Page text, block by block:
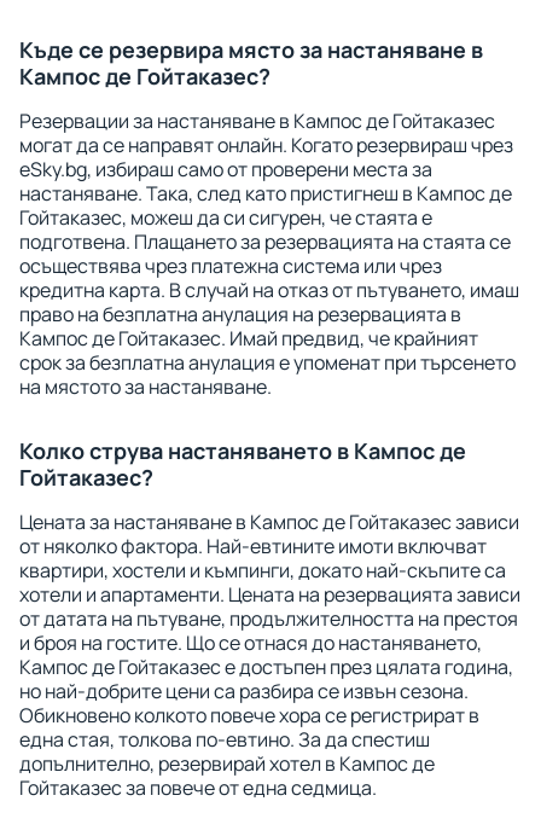
Къде се резервира място за настаняване в
Кампос де Гойтаказес?
Резервации за настаняване в Кампос де Гойтаказес
могат да се направят онлайн. Когато резервираш чрез
eSky.bg, избираш само от проверени места за
настаняване. Така, след като пристигнеш в Кампос де
Гойтаказес, можеш да си сигурен, че стаята е
подготвена. Плащането за резервацията на стаята се
осъществява чрез платежна система или чрез
кредитна карта. В случай на отказ от пътуването, имаш
право на безплатна анулация на резервацията в
Кампос де Гойтаказес. Имай предвид, че крайният
срок за безплатна анулация е упоменат при търсенето
на мястото за настаняване.
Колко струва настаняването в Кампос де
Гойтаказес?
Цената за настаняване в Кампос де Гойтаказес зависи
от няколко фактора. Най-евтините имоти включват
квартири, хостели и къмпинги, докато най-скъпите са
хотели и апартаменти. Цената на резервацията зависи
от датата на пътуване, продължителността на престоя
и броя на гостите. Що се отнася до настаняването,
Кампос де Гойтаказес е достъпен през цялата година,
но най-добрите цени са разбира се извън сезона.
Обикновено колкото повече хора се регистрират в
една стая, толкова по-евтино. За да спестиш
допълнително, резервирай хотел в Кампос де
Гойтаказес за повече от една седмица.